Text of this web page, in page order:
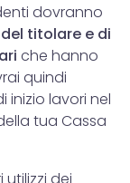
dovranno
titolare e di
che hanno
quindi
inizio lavori nel
tua Cassa